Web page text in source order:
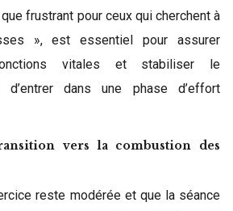
frustrant pour ceux qui cherchent à
», est essentiel pour assurer
vitales et stabiliser le
d’entrer dans une phase d’effort
vers la combustion des
reste modérée et que la séance